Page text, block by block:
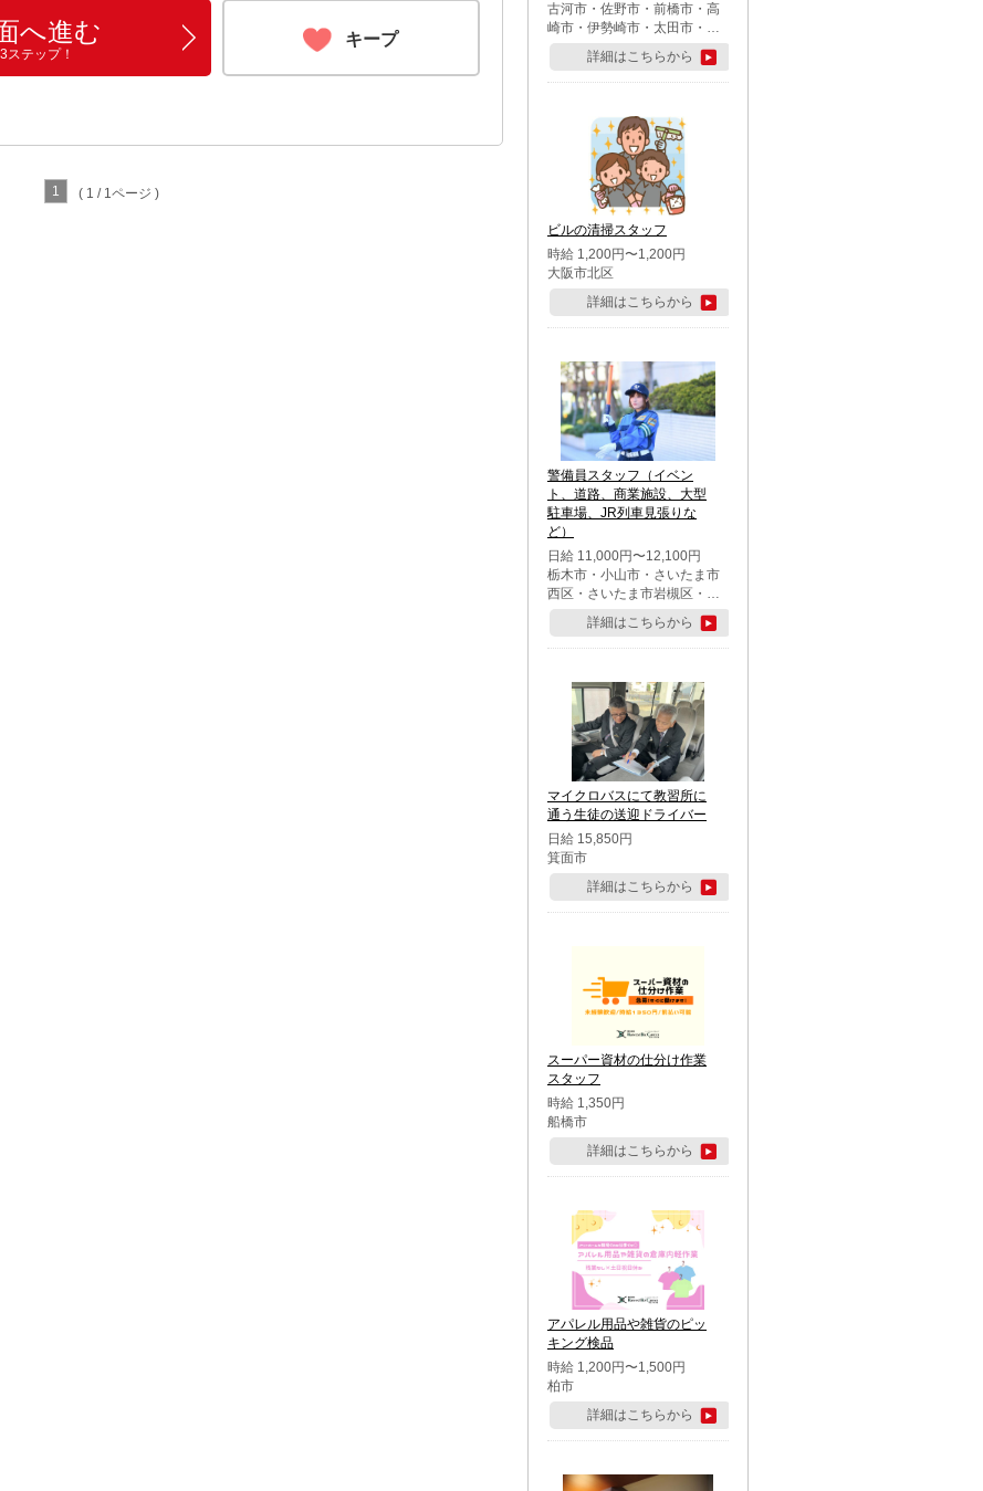
へ進む
ステップ！
キープ
1 ( 1 / 1ページ )
古河市・佐野市・前橋市・高
崎市・伊勢崎市・太田市・館
林市・藤岡市・大泉町・さい
たま市北区・川越市・熊谷
市・行田市・秩父市・所沢
市・鶴ケ島市・千葉市中央
区・市川市・松戸市・習志野
市・柏市・流山市・八千代
市・足立区・江戸川区・八王
子市・町田市
詳細はこちらから
ビルの清掃スタッフ
時給 1,200円〜1,200円
大阪市北区
詳細はこちらから
警備員スタッフ（イベン
ト、道路、商業施設、大型
駐車場、JR列車見張りな
ど）
日給 11,000円〜12,100円
栃木市・小山市・さいたま市
西区・さいたま市岩槻区・久
喜市・蓮田市
詳細はこちらから
マイクロバスにて教習所に
通う生徒の送迎ドライバー
日給 15,850円
箕面市
詳細はこちらから
スーパー資材の仕分け作業
スタッフ
時給 1,350円
船橋市
詳細はこちらから
アパレル用品や雑貨のピッ
キング検品
時給 1,200円〜1,500円
柏市
詳細はこちらから